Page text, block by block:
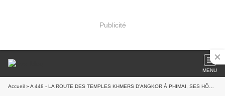
Publicité
MENU
Accueil » A 448 - LA ROUTE DES TEMPLES KHMERS D'ANGKOR Á PHIMAI, SES HÔPITAUX ET SES MAISONS D'ACCUEIL: L'AMÉNAGEMENT DU TERRITOIRE DANS L'EMPIRE KHMER PAR JARAVARMAN VII.